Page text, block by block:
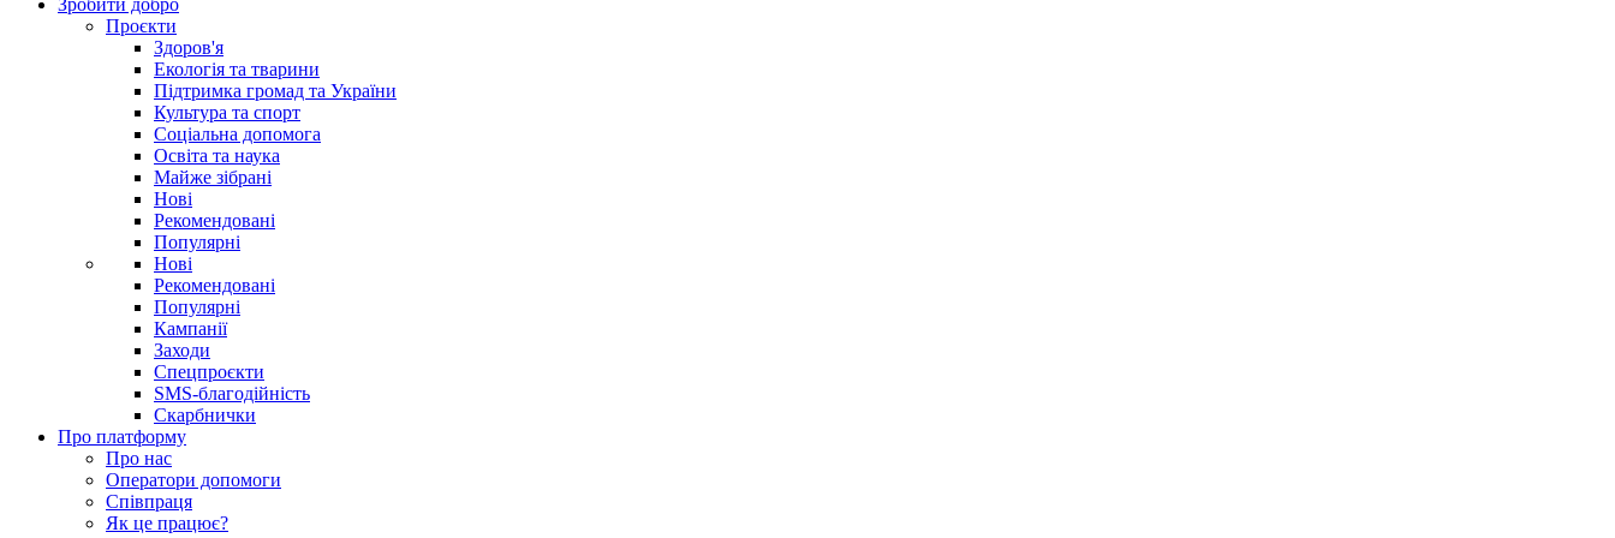
Зробити добро
Проєкти
Здоров'я
Екологія та тварини
Підтримка громад та України
Культура та спорт
Соціальна допомога
Освіта та наука
Майже зібрані
Нові
Рекомендовані
Популярні
Нові
Рекомендовані
Популярні
Кампанії
Заходи
Спецпроєкти
SMS-благодійність
Скарбнички
Про платформу
Про нас
Оператори допомоги
Співпраця
Як це працює?